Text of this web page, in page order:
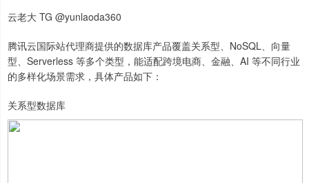
云老大 TG @yunlaoda360
腾讯云国际站代理商提供的数据库产品覆盖关系型、NoSQL、向量
型、Serverless 等多个类型，能适配跨境电商、金融、AI 等不同行业
的多样化场景需求，具体产品如下：
关系型数据库